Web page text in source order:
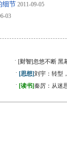
细节 2011-09-05
03
· [财智]忽悠不断 黑
· [思想]刘宇：转型
· [读书]秦厉：从迷